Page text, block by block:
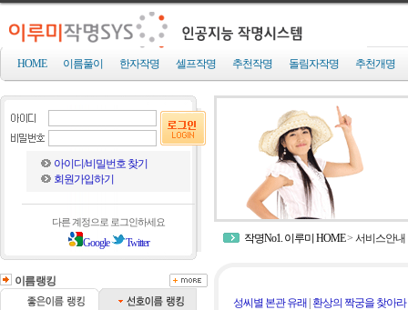
HOME 이름풀이 한자작명 셀프작명 추천작명 돌림자작명 추천개명
아이디/비밀번호 찾기
회원가입하기
다른 계정으로 로그인하세요
Google Twitter
이름랭킹
작명No1. 이루미 HOME> 서비스안내
성씨별 본관 유래 환상의 짝궁을 찾아라